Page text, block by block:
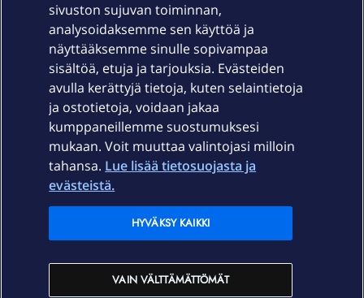
Laitteet & liittymät
Palvelut
Ajankohtaista
Elisa Oyj
In English
sivuston sujuvan toiminnan,
analysoidaksemme sen käyttöä ja
näyttääksemme sinulle sopivampaa
sisältöä, etuja ja tarjouksia. Evästeiden
avulla kerättyjä tietoja, kuten selaintietoja
ja ostotietoja, voidaan jakaa
kumppaneillemme suostumuksesi
mukaan. Voit muuttaa valintojasi milloin
tahansa. Lue lisää tietosuojasta ja
evästeistä.
VAIN VÄLTTÄMÄTTÖMÄT
HYVÄKSY KAIKKI